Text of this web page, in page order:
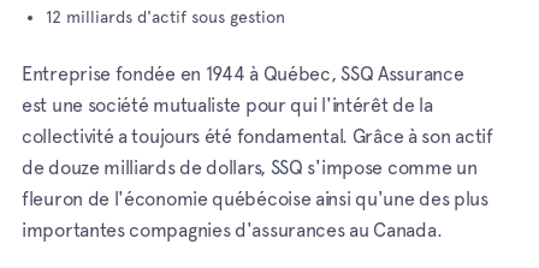
12 milliards d'actif sous gestion
Entreprise fondée en 1944 à Québec, SSQ Assurance
est une société mutualiste pour qui l'intérêt de la
collectivité a toujours été fondamental. Grâce à son actif
de douze milliards de dollars, SSQ s'impose comme un
fleuron de l'économie québécoise ainsi qu'une des plus
importantes compagnies d'assurances au Canada.